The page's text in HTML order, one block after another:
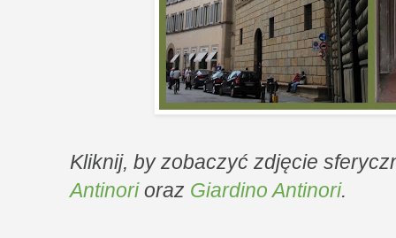
Kliknij, by zobaczyć zdjęcie
Antinorioraz Giardino Antinori.